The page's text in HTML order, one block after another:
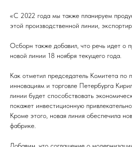
«С 2022 года мы также планируем
этой производственной линии,
Осборн также добавил, что речь идет о
новой линии 18 ноября текущего года.
Как отметил председатель Комитета по
инновациям и торговле Петербурга
линии будет способствовать
покажет инвестиционную
Кроме этого, новая линия обеспечила
фабрике.
Добавим, что соглашение о